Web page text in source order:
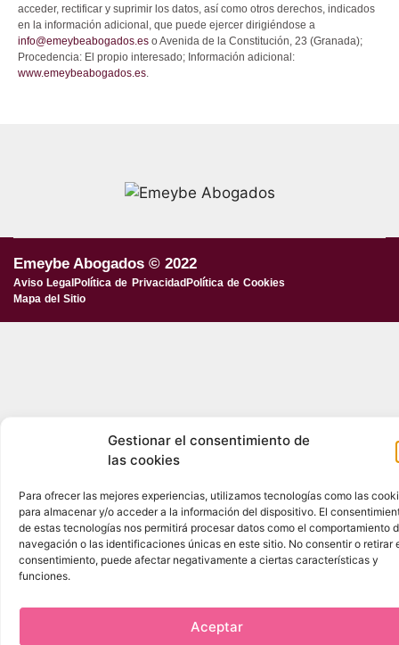
Gestionar el consentimiento de
las cookies
Para ofrecer las mejores experiencias, utilizamos tecnologías como las
para almacenar y/o acceder a la información del dispositivo. El
de estas tecnologías nos permitirá procesar datos como el comportamiento
navegación o las identificaciones únicas en este sitio. No consentir o retirar
consentimiento, puede afectar negativamente a ciertas características y
funciones.
Aceptar
acceder, rectificar y suprimir los datos, así como otros derechos, indicados
en la información adicional, que puede ejercer dirigiéndose a
info@emeybeabogados.es o Avenida de la Constitución, 23 (Granada);
Procedencia: El propio interesado; Información adicional:
www.emeybeabogados.es
Emeybe Abogados © 2022
Aviso Legal Política de Privacidad Política de Cookies
Mapa del Sitio